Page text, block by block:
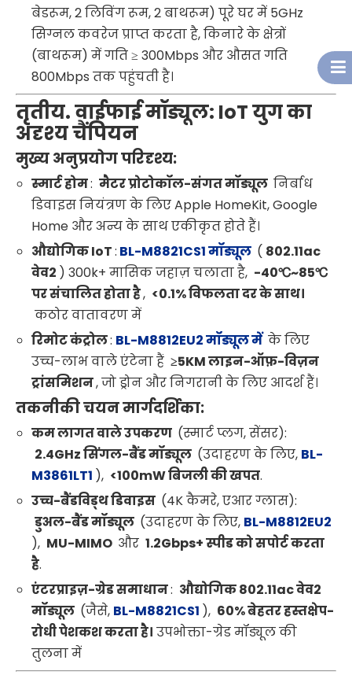
बेडरूम, 2 लिविंग रूम, 2 बाथरूम) पूरे घर में 5GHz
सिग्नल कवरेज प्राप्त करता है, किनारे के क्षेत्रों
(बाथरूम) में गति ≥ 300Mbps और औसत गति
800Mbps तक पहुंचती है।
तृतीय. वाईफाई मॉड्यूल: IoT युग का
अदृश्य चैंपियन
मुख्य अनुप्रयोग परिदृश्य:
स्मार्ट होम: मैटर प्रोटोकॉल-संगत मॉड्यूल निर्बाध
डिवाइस नियंत्रण के लिए Apple HomeKit, Google
Home और अन्य के साथ एकीकृत होते हैं।
औद्योगिक IoT: BL-M8821CS1 मॉड्यूल ( 802.11ac
वेव2 ) 300k+ मासिक जहाज़ चलाता है, -40℃~85℃
पर संचालित होता है, <0.1% विफलता दर के साथ।
कठोर वातावरण में
रिमोट कंट्रोल: BL-M8812EU2 मॉड्यूल में के लिए
उच्च-लाभ वाले एंटेना हैं ≥5KM लाइन-ऑफ़-विज़न
ट्रांसमिशन, जो ड्रोन और निगरानी के लिए आदर्श हैं।
तकनीकी चयन मार्गदर्शिका:
कम लागत वाले उपकरण (स्मार्ट प्लग, सेंसर):
2.4GHz सिंगल-बैंड मॉड्यूल (उदाहरण के लिए, BL-
M3861LT1 ), <100mW बिजली की खपत.
उच्च-बैंडविड्थ डिवाइस (4K कैमरे, एआर ग्लास):
डुअल-बैंड मॉड्यूल (उदाहरण के लिए, BL-M8812EU2
), MU-MIMO और 1.2Gbps+ स्पीड को सपोर्ट करता
है.
एंटरप्राइज़-ग्रेड समाधान: औद्योगिक 802.11ac वेव2
मॉड्यूल (जैसे, BL-M8821CS1 ), 60% बेहतर हस्तक्षेप-
रोधी पेशकश करता है। उपभोक्ता-ग्रेड मॉड्यूल की
तुलना में